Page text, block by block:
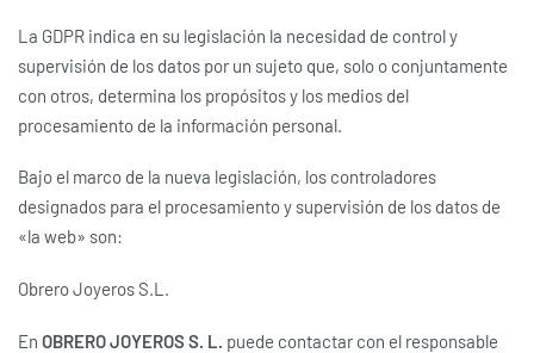
La GDPR indica en su legislación la necesidad de control y
supervisión de los datos por un sujeto que, solo o conjuntamente
con otros, determina los propósitos y los medios del
procesamiento de la información personal.
Bajo el marco de la nueva legislación, los controladores
designados para el procesamiento y supervisión de los datos de
«la web» son:
Obrero Joyeros S.L.
En OBRERO JOYEROS S. L. puede contactar con el responsable